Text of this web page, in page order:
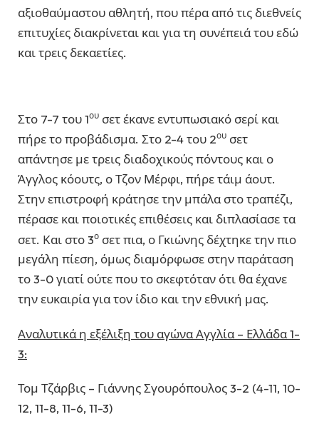
αξιοθαύμαστου αθλητή, που πέρα από τις διεθνείς
επιτυχίες διακρίνεται και για τη συνέπειά του εδώ
και τρεις δεκαετίες.
Στο 7-7 του 1ου σετ έκανε εντυπωσιακό σερί και
πήρε το προβάδισμα. Στο 2-4 του 2ου σετ
απάντησε με τρεις διαδοχικούς πόντους και ο
Άγγλος κόουτς, ο Τζον Μέρφι, πήρε τάιμ άουτ.
Στην επιστροφή κράτησε την μπάλα στο τραπέζι,
πέρασε και ποιοτικές επιθέσεις και διπλασίασε τα
σετ. Και στο 3ο σετ πια, ο Γκιώνης δέχτηκε την πιο
μεγάλη πίεση, όμως διαμόρφωσε στην παράταση
το 3-0 γιατί ούτε που το σκεφτόταν ότι θα έχανε
την ευκαιρία για τον ίδιο και την εθνική μας.
Αναλυτικά η εξέλιξη του αγώνα Αγγλία – Ελλάδα 1-
3:
Τομ Τζάρβις – Γιάννης Σγουρόπουλος 3-2 (4-11, 10-
12, 11-8, 11-6, 11-3)